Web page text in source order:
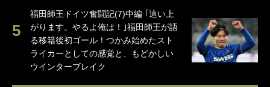
福田師王ドイツ奮闘記(7)中編 ｢這い上
がります。やるよ俺は！｣福田師王が語
る移籍後初ゴール！つかみ始めたスト
ライカーとしての感覚と、もどかしい
ウインターブレイク